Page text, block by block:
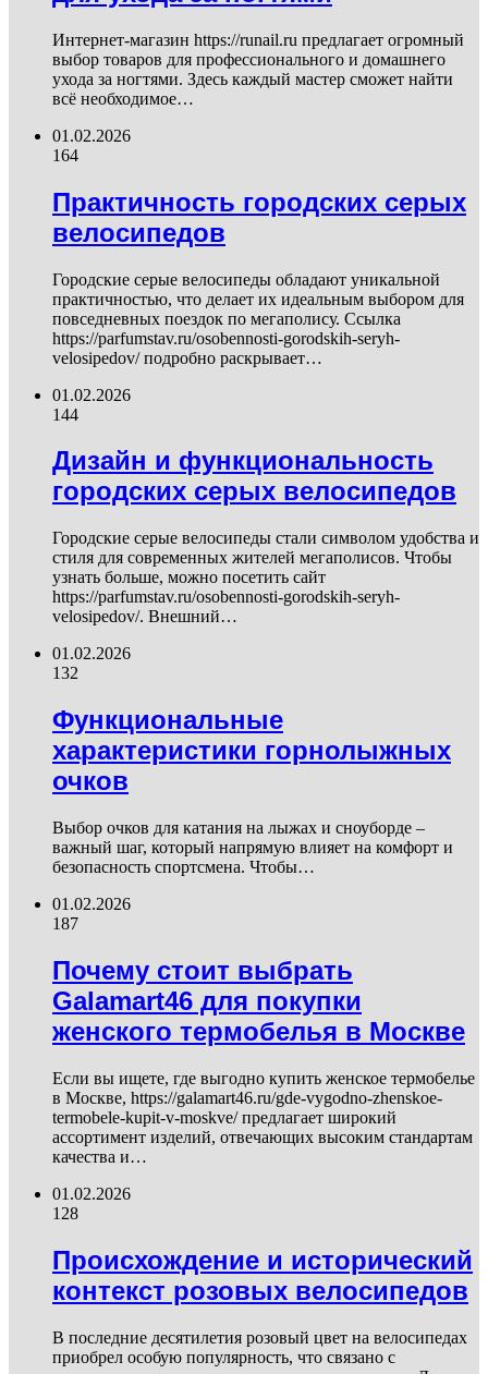
Интернет-магазин https://runail.ru предлагает огромный
выбор товаров для профессионального и домашнего
ухода за ногтями. Здесь каждый мастер сможет найти
всё необходимое…
01.02.2026
164
Практичность городских серых
велосипедов
Городские серые велосипеды обладают уникальной
практичностью, что делает их идеальным выбором для
повседневных поездок по мегаполису. Ссылка
https://parfumstav.ru/osobennosti-gorodskih-seryh-
velosipedov/ подробно раскрывает…
01.02.2026
144
Дизайн и функциональность
городских серых велосипедов
Городские серые велосипеды стали символом удобства и
стиля для современных жителей мегаполисов. Чтобы
узнать больше, можно посетить сайт
https://parfumstav.ru/osobennosti-gorodskih-seryh-
velosipedov/. Внешний…
01.02.2026
132
Функциональные
характеристики горнолыжных
очков
Выбор очков для катания на лыжах и сноуборде –
важный шаг, который напрямую влияет на комфорт и
безопасность спортсмена. Чтобы…
01.02.2026
187
Почему стоит выбрать
Galamart46 для покупки
женского термобелья в Москве
Если вы ищете, где выгодно купить женское термобелье
в Москве, https://galamart46.ru/gde-vygodno-zhenskoe-
termobele-kupit-v-moskve/ предлагает широкий
ассортимент изделий, отвечающих высоким стандартам
качества и…
01.02.2026
128
Происхождение и исторический
контекст розовых велосипедов
В последние десятилетия розовый цвет на велосипедах
приобрел особую популярность, что связано с